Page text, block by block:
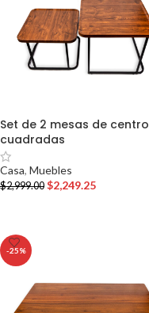
Set de 2 mesas de centro
cuadradas
Casa, Muebles
$2,999.00 $2,249.25
-25%